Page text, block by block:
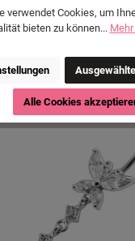
verwendet Cookies, um
bieten zu können...
Alle Cookies